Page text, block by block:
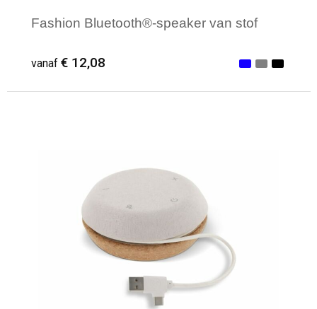
Fashion Bluetooth®-speaker van stof
vanaf € 12,08